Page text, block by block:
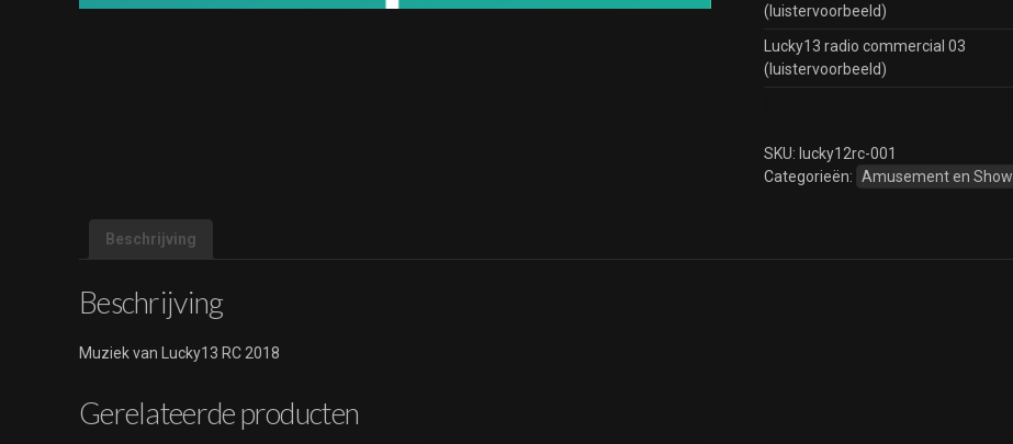
(luistervoorbeeld)
Lucky13 radio commercial 03
(luistervoorbeeld)
SKU: lucky12rc-001
Categorieën: Amusement en Show
Beschrijving
Beschrijving
Muziek van Lucky13 RC 2018
Gerelateerde producten